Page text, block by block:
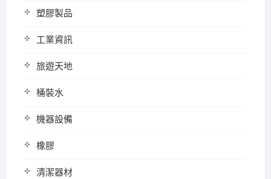
塑膠製品
工業資訊
旅遊天地
桶裝水
機器設備
橡膠
清潔器材